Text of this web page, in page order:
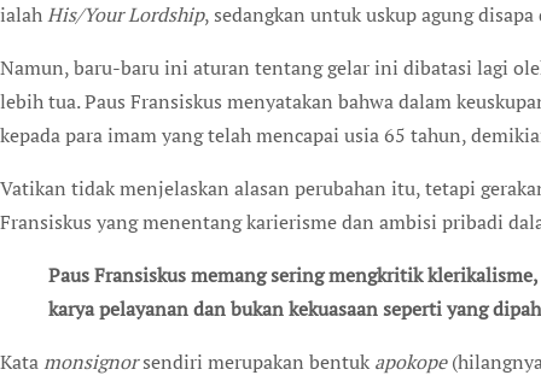
ialahHis/Your Lordship, sedangkan untuk uskup agung
Namun, baru-baru ini aturan tentang gelar ini dibatasi lagi
lebih tua. Paus Fransiskus menyatakan bahwa dalam
kepada para imam yang telah mencapai usia 65 tahun,
Vatikan tidak menjelaskan alasan perubahan itu, tetapi
Fransiskus yang menentang karierisme dan ambisi pribadi
Paus Fransiskus memang sering mengkritik klerikalisme, dengan harapan mereka lebih menekankan
karya pelayanan dan bukan kekuasaan seperti yang
Katamonsignorsendiri merupakan bentuk apokope